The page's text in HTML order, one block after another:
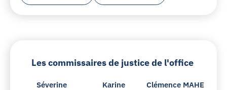
Les commissaires de justice de l'office
Séverine
Karine
Clémence MAHE